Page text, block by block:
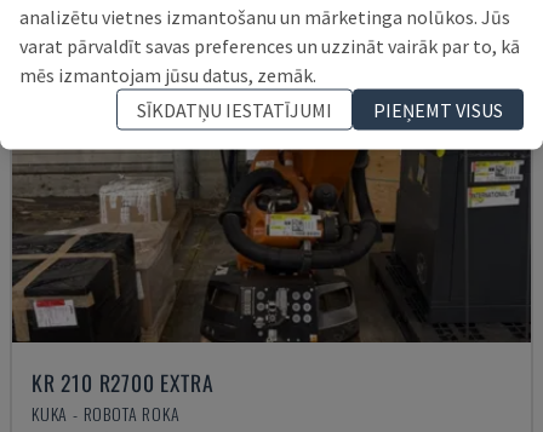
KR 210 R2700 EXTRA
KUKA - ROBOTA ROKA
analizētu vietnes izmantošanu un mārketinga nolūkos. Jūs
varat pārvaldīt savas preferences un uzzināt vairāk par to, kā
mēs izmantojam jūsu datus, zemāk.
SĪKDATŅU IESTATĪJUMI
PIEŅEMT VISUS